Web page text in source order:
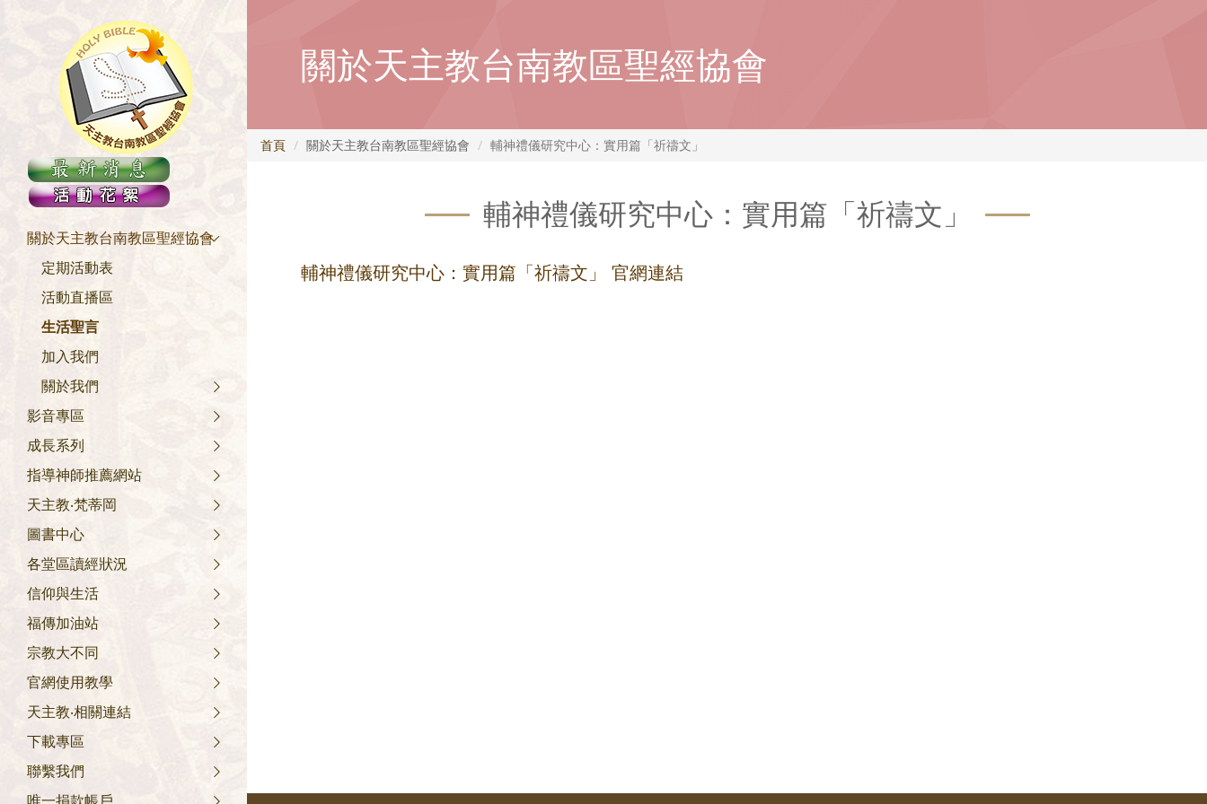
關於天主教台南教區聖經協會
定期活動表
活動直播區
生活聖言
加入我們
關於我們
影音專區
成長系列
指導神師推薦網站
天主教‧梵蒂岡
圖書中心
各堂區讀經狀況
信仰與生活
福傳加油站
宗教大不同
官網使用教學
天主教‧相關連結
下載專區
聯繫我們
關於天主教台南教區聖經協會
首頁 關於天主教台南教區聖經協會 輔神禮儀研究中心：實用篇「祈禱文」
輔神禮儀研究中心：實用篇「祈禱文」
輔神禮儀研究中心：實用篇「祈禱文」 官網連結